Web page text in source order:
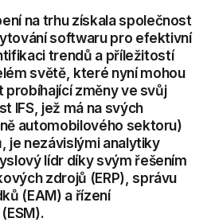
na trhu získala společnost
softwaru pro efektivní
trendů a příležitostí
světě, které nyní mohou
probíhající změny ve svůj
IFS, jež má na svých
automobilového sektoru)
je nezávislými analytiky
lídr díky svým řešením
zdrojů (ERP), správu
(EAM) a řízení